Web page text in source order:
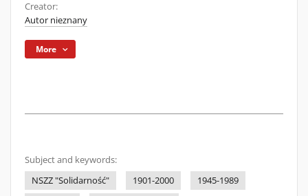
Creator:
Autor nieznany
More
Subject and keywords:
NSZZ "Solidarność"
1901-2000
1945-1989